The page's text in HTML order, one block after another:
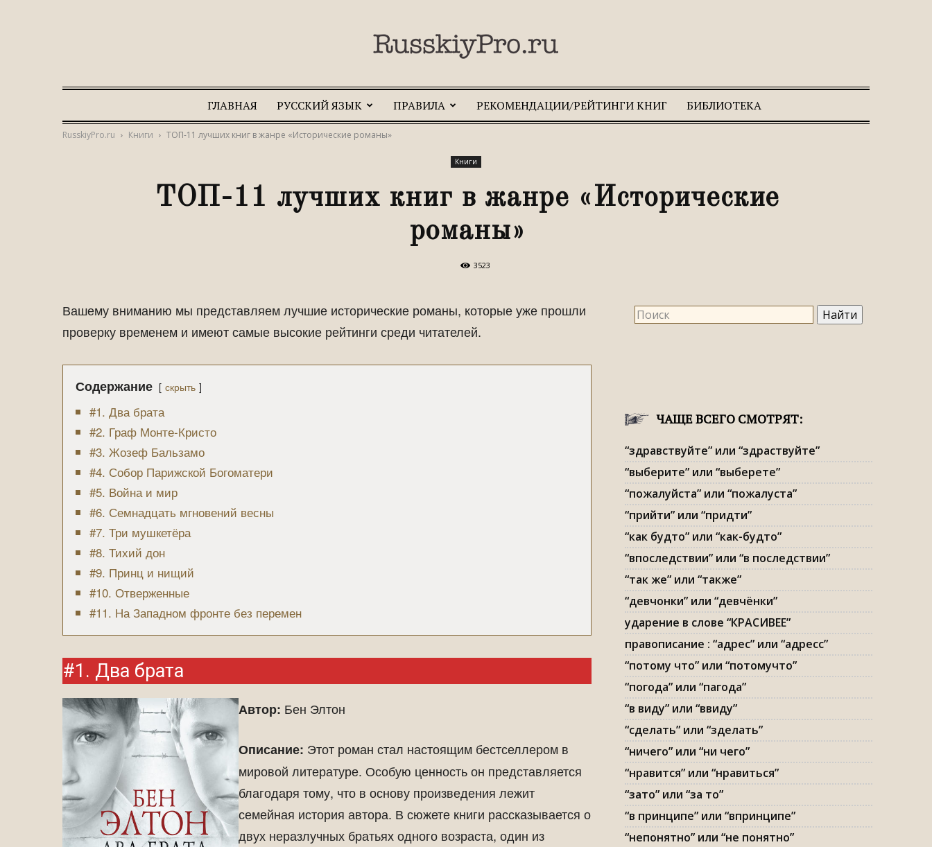
RusskiyPro.ru
ГЛАВНАЯ РУССКИЙ ЯЗЫК ПРАВИЛА РЕКОМЕНДАЦИИ/РЕЙТИНГИ КНИГ БИБЛИОТЕКА
RusskiyPro.ru Книги ТОП-11 лучших книг в жанре «Исторические романы»
Книги
ТОП-11 лучших книг в жанре «Исторические
романы»
3523
Вашему вниманию мы представляем лучшие исторические романы, которые уже прошли
проверку временем и имеют самые высокие рейтинги среди читателей.
Содержание скрыть
#1. Два брата
#2. Граф Монте-Кристо
#3. Жозеф Бальзамо
#4. Собор Парижской Богоматери
#5. Война и мир
#6. Семнадцать мгновений весны
#7. Три мушкетёра
#8. Тихий дон
#9. Принц и нищий
#10. Отверженные
#11. На Западном фронте без перемен
#1. Два брата
Автор: Бен Элтон
Описание: Этот роман стал настоящим бестселлером в
мировой литературе. Особую ценность он представляется
благодаря тому, что в основу произведения лежит
семейная история автора. В сюжете книги рассказывается о
двух неразлучных братьях одного возраста, один из
ЧАЩЕ ВСЕГО СМОТРЯТ:
“здравствуйте” или “здраствуйте”
“выберите” или “выберете”
“пожалуйста” или “пожалуста”
“прийти” или “придти”
“как будто” или “как-будто”
“впоследствии” или “в последствии”
“так же” или “также”
“девчонки” или “девчёнки”
ударение в слове “КРАСИВЕЕ”
правописание : “адрес” или “адресс”
“потому что” или “потомучто”
“погода” или “пагода”
“в виду” или “ввиду”
“сделать” или “зделать”
“ничего” или “ни чего”
“нравится” или “нравиться”
“зато” или “за то”
“в принципе” или “впринципе”
“непонятно” или “не понятно”